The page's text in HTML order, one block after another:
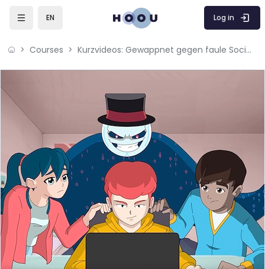
EN Log in
Courses Kurzvideos: Gewappnet gegen faule Social-Media-Tricks